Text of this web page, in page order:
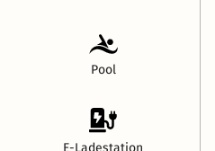
Pool
E-Ladestation